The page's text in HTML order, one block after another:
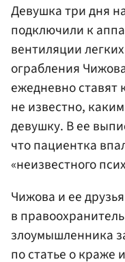
Девушка три дня
подключили к
вентиляции
ограбления
ежедневно ставят
не известно,
девушку. В ее
что пациентка
«неизвестного
Чижова и ее
в
злоумышленника
по статье о краже